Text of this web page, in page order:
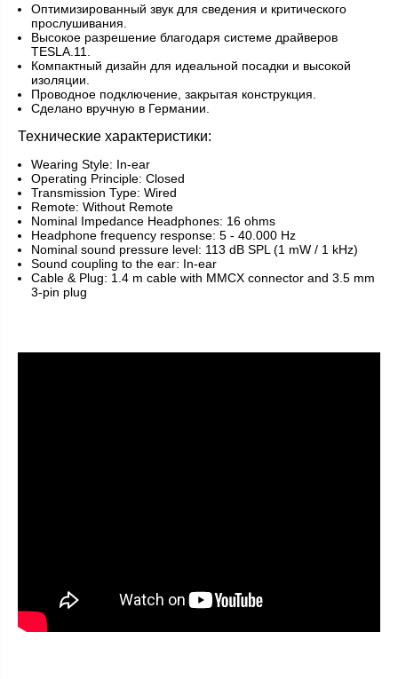
Оптимизированный звук для сведения и критического
прослушивания.
Высокое разрешение благодаря системе драйверов
TESLA.11.
Компактный дизайн для идеальной посадки и высокой
изоляции.
Проводное подключение, закрытая конструкция.
Сделано вручную в Германии.
Технические характеристики:
Wearing Style: In-ear
Operating Principle: Closed
Transmission Type: Wired
Remote: Without Remote
Nominal Impedance Headphones: 16 ohms
Headphone frequency response: 5 - 40.000 Hz
Nominal sound pressure level: 113 dB SPL (1 mW / 1 kHz)
Sound coupling to the ear: In-ear
Cable & Plug: 1.4 m cable with MMCX connector and 3.5 mm
3-pin plug